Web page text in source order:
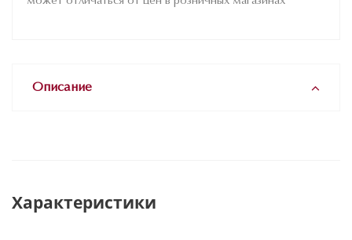
Описание
Характеристики